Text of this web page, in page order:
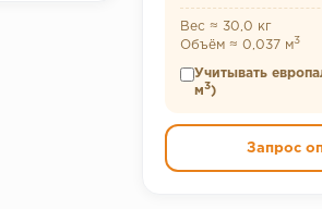
Вес ≈ 30,0 кг
Объём ≈ 0,037 м3
Учитывать
м3)
Запрос